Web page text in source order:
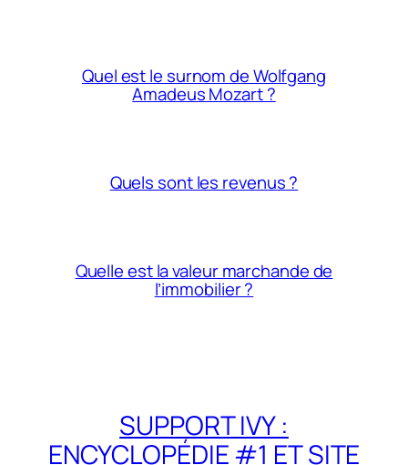
Quel est le surnom de Wolfgang
Amadeus Mozart ?
Quels sont les revenus ?
Quelle est la valeur marchande de
l’immobilier ?
SUPPORT IVY :
ENCYCLOPÉDIE #1 ET SITE